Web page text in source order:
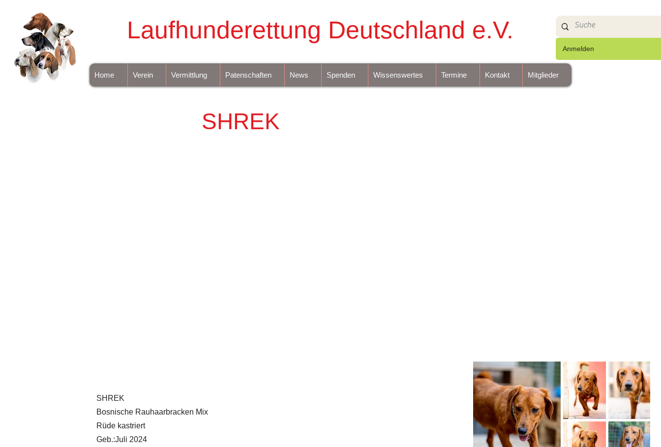
Laufhunderettung Deutschland e.V.
Anmelden
Home Verein Vermittlung Patenschaften News Spenden Wissenswertes Termine Kontakt Mitglieder
SHREK
SHREK
Bosnische Rauhaarbracken Mix
Rüde kastriert
Geb.:Juli 2024